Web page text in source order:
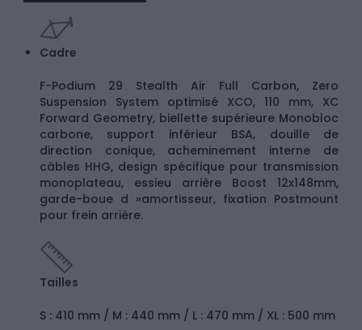
Cadre
F-Podium 29 Stealth Air Full Carbon, Zero
Suspension System optimisé XCO, 110 mm, XC
Forward Geometry, biellette supérieure Monobloc
carbone, support inférieur BSA, douille de
direction conique, acheminement interne de
câbles HHG, design spécifique pour transmission
monoplateau, essieu arrière Boost 12x148mm,
garde-boue d »amortisseur, fixation Postmount
pour frein arrière.
Tailles
S : 410 mm / M : 440 mm / L : 470 mm / XL : 500 mm